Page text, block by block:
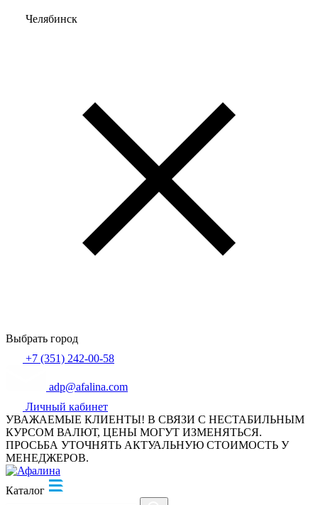
Челябинск
Выбрать город
+7 (351) 242-00-58
adp@afalina.com
Личный кабинет
УВАЖАЕМЫЕ КЛИЕНТЫ! В СВЯЗИ С НЕСТАБИЛЬНЫМ
КУРСОМ ВАЛЮТ, ЦЕНЫ МОГУТ ИЗМЕНЯТЬСЯ.
ПРОСЬБА УТОЧНЯТЬ АКТУАЛЬНУЮ СТОИМОСТЬ У
МЕНЕДЖЕРОВ.
Каталог